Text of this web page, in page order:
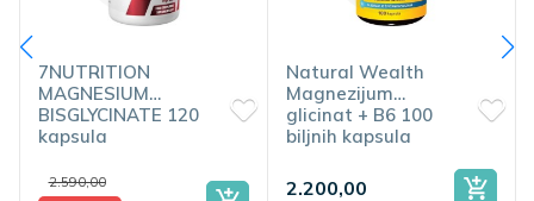
7NUTRITION
MAGNESIUM
BISGLYCINATE 120
kapsula
2.590,00
Natural Wealth
Magnezijum
glicinat + B6 100
biljnih kapsula
2.200,00